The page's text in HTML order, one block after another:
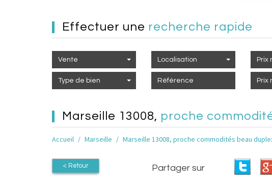
effectuer une recherche rapide
Vente
Type de bien
Localisation
marseille 13008, proche
Accueil Marseille Marseille 13008, proche commodités beau
< Retour Partager sur